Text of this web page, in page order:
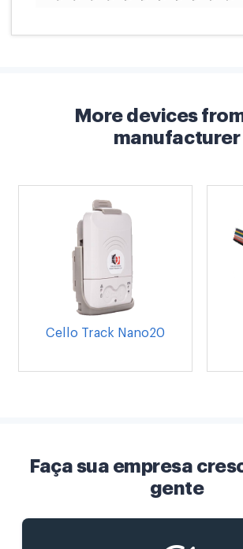
More devices
manufacturer
Cello Track Nano20
Faça sua empresa
gente